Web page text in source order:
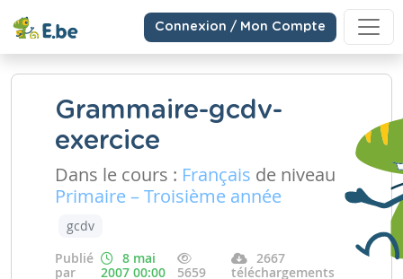
Connexion / Mon Compte
Grammaire-gcdv-
exercice
Dans le cours : Français de niveau
Primaire – Troisième année
gcdv
Publié
par
8 mai
2007 00:00
5659
2667
téléchargements